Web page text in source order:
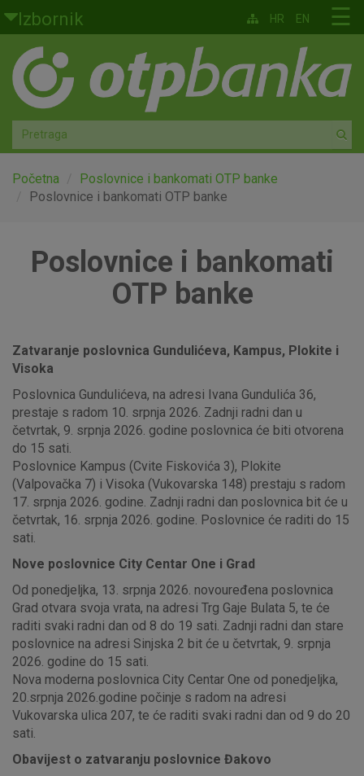
Skoči na glavni sadržaj
Izbornik
Građani
Privatno bankarstvo
Agro
Mala poduzeća i obrtnici
Globalna tržišta
☰
HR EN
Početna
Poslovnice i bankomati OTP banke
Poslovnice i bankomati OTP banke
Poslovnice i bankomati
OTP banke
Zatvaranje poslovnica Gundulićeva, Kampus, Plokite i
Visoka
Poslovnica Gundulićeva, na adresi Ivana Gundulića 36,
prestaje s radom 10. srpnja 2026. Zadnji radni dan u
četvrtak, 9. srpnja 2026. godine poslovnica će biti otvorena
do 15 sati.
Poslovnice Kampus (Cvite Fiskovića 3), Plokite
(Valpovačka 7) i Visoka (Vukovarska 148) prestaju s radom
17. srpnja 2026. godine. Zadnji radni dan poslovnica bit će u
četvrtak, 16. srpnja 2026. godine. Poslovnice će raditi do 15
sati.
Nove poslovnice City Centar One i Grad
Od ponedjeljka, 13. srpnja 2026. novouređena poslovnica
Grad otvara svoja vrata, na adresi Trg Gaje Bulata 5, te će
raditi svaki radni dan od 8 do 19 sati. Zadnji radni dan stare
poslovnice na adresi Sinjska 2 bit će u četvrtak, 9. srpnja
2026. godine do 15 sati.
Nova moderna poslovnica City Centar One od ponedjeljka,
20.srpnja 2026.godine počinje s radom na adresi
Vukovarska ulica 207, te će raditi svaki radni dan od 9 do 20
sati.
Obavijest o zatvaranju poslovnice Đakovo